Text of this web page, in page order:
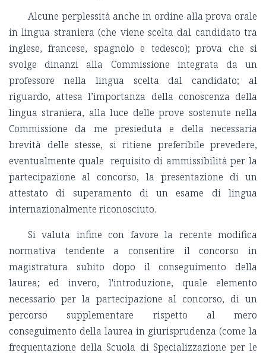
Alcune perplessità anche in ordine alla prova orale
in lingua straniera (che viene scelta dal candidato tra
inglese, francese, spagnolo e tedesco); prova che si
svolge dinanzi alla Commissione integrata da un
professore nella lingua scelta dal candidato; al
riguardo, attesa l’importanza della conoscenza della
lingua straniera, alla luce delle prove sostenute nella
Commissione da me presieduta e della necessaria
brevità delle stesse, si ritiene preferibile prevedere,
eventualmente quale requisito di ammissibilità per la
partecipazione al concorso, la presentazione di un
attestato di superamento di un esame di lingua
internazionalmente riconosciuto.
Si valuta infine con favore la recente modifica
normativa tendente a consentire il concorso in
magistratura subito dopo il conseguimento della
laurea; ed invero, l'introduzione, quale elemento
necessario per la partecipazione al concorso, di un
percorso supplementare rispetto al mero
conseguimento della laurea in giurisprudenza (come la
frequentazione della Scuola di Specializzazione per le